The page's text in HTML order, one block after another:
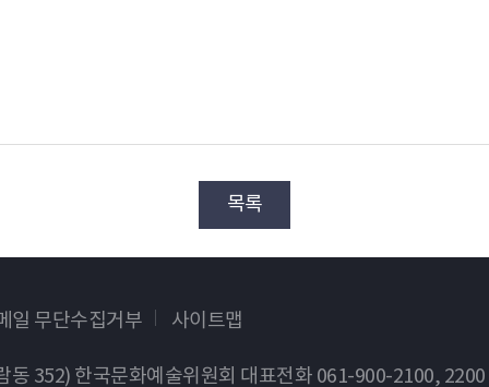
목록
일 무단수집거부 사이트맵
352) 한국문화예술위원회 대표전화 061-900-2100, 2200